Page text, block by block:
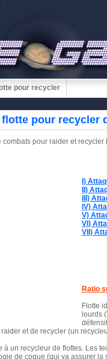
pour recycler
pour recycler
pour raider et
I)
II)
III)
IV)
V)
VI)
VII)
Ratio
Flotte
lourds
et de recycler (un
un recycleur de flottes. Les
de coque (qui va assurer